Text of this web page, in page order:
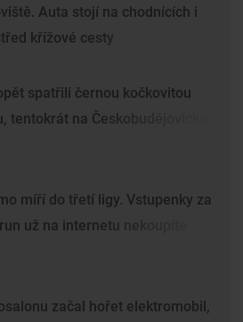
Auta stojí na chodnících i
křížové cesty
spatřili černou kočkovitou
tentokrát na Českobudějovicku
míří do třetí ligy. Vstupenky za
už na internetu nekoupíte
začal hořet elektromobil,